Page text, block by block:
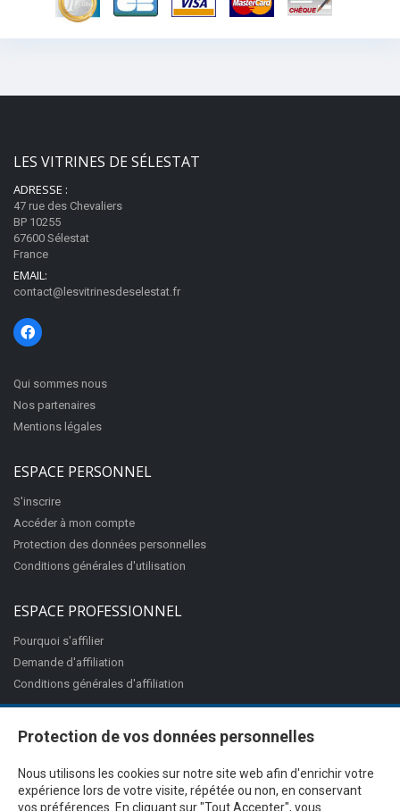
Protection de vos données personnelles
Nous utilisons les cookies sur notre site web afin d'enrichir votre
expérience lors de votre visite, répétée ou non, en conservant
vos préférences. En cliquant sur "Tout Accepter", vous
LES VITRINES DE SÉLESTAT
ADRESSE :
47 rue des Chevaliers
BP 10255
67600 Sélestat
France
EMAIL:
contact@lesvitrinesdeselestat.fr
Qui sommes nous
Nos partenaires
Mentions légales
ESPACE PERSONNEL
S'inscrire
Accéder à mon compte
Protection des données personnelles
Conditions générales d'utilisation
ESPACE PROFESSIONNEL
Pourquoi s'affilier
Demande d'affiliation
Conditions générales d'affiliation